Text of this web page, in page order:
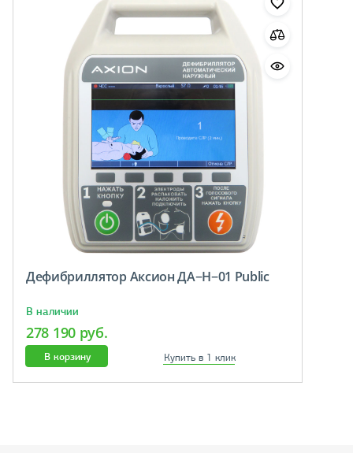
Дефибриллятор Аксион ДА−Н−01 Public
В наличии
278 190 руб.
В корзину Купить в 1 клик